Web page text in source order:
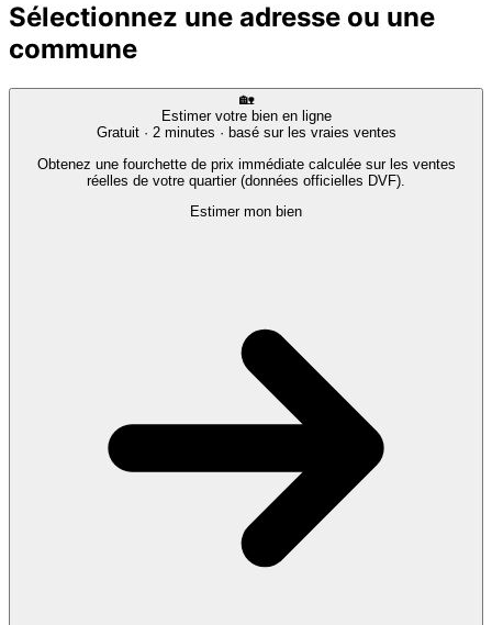
Sélectionnez une adresse ou une
commune
🏡
Estimer votre bien en ligne
Gratuit · 2 minutes · basé sur les vraies ventes
Obtenez une fourchette de prix immédiate calculée sur les ventes
réelles de votre quartier (données officielles DVF).
Estimer mon bien